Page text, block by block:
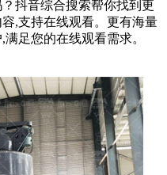
抖音综合搜索帮你找到更
,支持在线观看。更有海量
足您的在线观看需求。